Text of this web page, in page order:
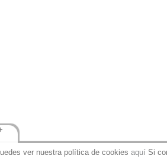
ver nuestra política de cookies aquíSi